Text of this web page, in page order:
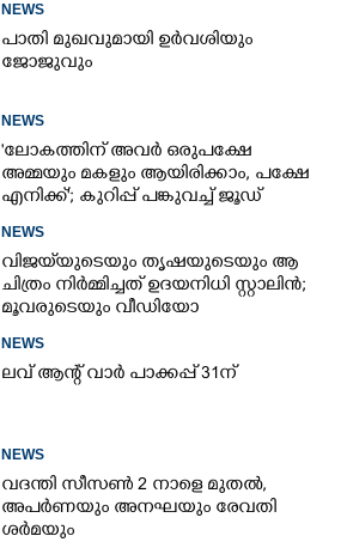
NEWS
പാതി മുഖവുമായി ഉർവശിയും
ജോജുവും
NEWS
'ലോകത്തിന് അവർ ഒരുപക്ഷേ
അമ്മയും മകളും ആയിരിക്കാം, പക്ഷേ
എനിക്ക്'; കുറിപ്പ് പങ്കുവച്ച് ജൂഡ്
NEWS
വിജയ്‌യുടെയും തൃഷയുടെയും ആ
ചിത്രം നിർമ്മിച്ചത് ഉദയനിധി സ്റ്റാലിൻ;
മൂവരുടെയും വീഡിയോ
NEWS
ലവ് ആന്റ് വാർ പാക്കപ്പ് 31ന്
NEWS
വദന്തി സീസൺ 2 നാളെ മുതൽ,
അപർണയും അനഘയും രേവതി
ശർമയും